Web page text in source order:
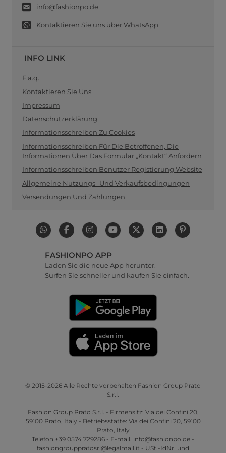
info@fashionpo.de
Kontaktieren Sie uns über WhatsApp
INFO LINK
F.a.q.
Kontaktieren Sie Uns
Impressum
Datenschutzerklärung
Informationsschreiben Zu Cookies
Informationsschreiben Für Die Betroffenen, Die
Informationen Über Das Formular „Kontakt“ Anfordern
Informationsschreiben Benutzer Registierung Website
Allgemeine Nutzungs- Und Verkaufsbedingungen
Versendungen Und Zahlungen
FASHIONPO APP
Laden Sie die neue App herunter.
Surfen Sie schneller und kaufen Sie einfach.
© 2015-2026 Alle Rechte vorbehalten Fashion Group Prato
S.r.l.
Fashion Group Prato S.r.l. - Firmensitz: Via dei Confini 20,
59100 Prato, Italy - Betriebsstätte: Via dei Confini 20, 59100
Prato, Italy
Telefon +39 0574 729286 - E-mail. info@fashionpo.de -
fashiongrouppratosrl@legalmail.it - USt.-IdNr. und